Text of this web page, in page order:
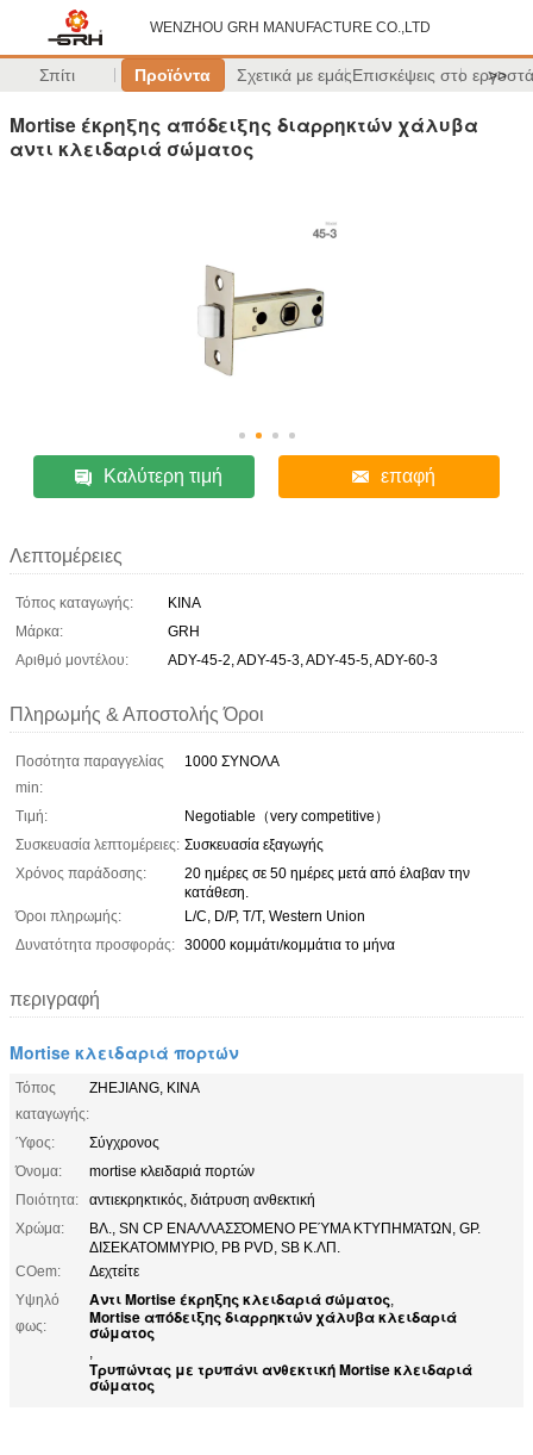
WENZHOU GRH MANUFACTURE CO.,LTD
Σπίτι Προϊόντα Σχετικά με εμάςΕπισκέψεις στο >>
Mortise έκρηξης απόδειξης διαρρηκτών χάλυβα
αντι κλειδαριά σώματος
Καλύτερη τιμή επαφή
Λεπτομέρειες
Τόπος καταγωγής:
ΚΙΝΑ
Μάρκα:
GRH
Αριθμό μοντέλου:
ADY-45-2, ADY-45-3, ADY-45-5, ADY-60-3
Πληρωμής & Αποστολής Όροι
Ποσότητα παραγγελίας
min:
1000 ΣΥΝΟΛΑ
Τιμή:
Negotiable（very competitive）
Συσκευασία λεπτομέρειες: Συσκευασία εξαγωγής
Χρόνος παράδοσης:
20 ημέρες σε 50 ημέρες μετά από έλαβαν την
κατάθεση.
Όροι πληρωμής:
L/C, D/P, T/T, Western Union
Δυνατότητα προσφοράς: 30000 κομμάτι/κομμάτια το μήνα
περιγραφή
Mortise κλειδαριά πορτών
Τόπος
καταγωγής:
ZHEJIANG, ΚΙΝΑ
Ύφος:
Σύγχρονος
Όνομα:
mortise κλειδαριά πορτών
Ποιότητα:
αντιεκρηκτικός, διάτρυση ανθεκτική
Χρώμα:
ΒΛ., SN CP ΕΝΑΛΛΑΣΣΌΜΕΝΟ ΡΕΎΜΑ ΚΤΥΠΗΜΆΤΩΝ, GP.
ΔΙΣΕΚΑΤΟΜΜΥΡΙΟ, PB PVD, SB Κ.ΛΠ.
COem:
Δεχτείτε
Υψηλό
φως:
Αντι Mortise έκρηξης κλειδαριά σώματος,
Mortise απόδειξης διαρρηκτών χάλυβα κλειδαριά
σώματος
,
Τρυπώντας με τρυπάνι ανθεκτική Mortise κλειδαριά
σώματος